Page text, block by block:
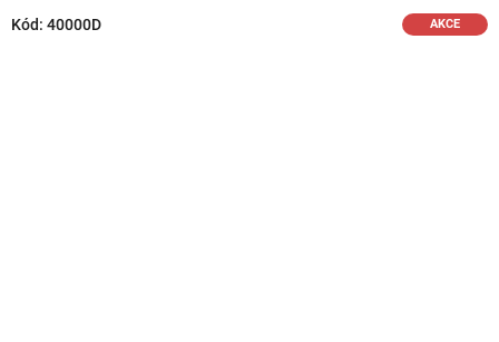
AKCE
Kód: 40000D